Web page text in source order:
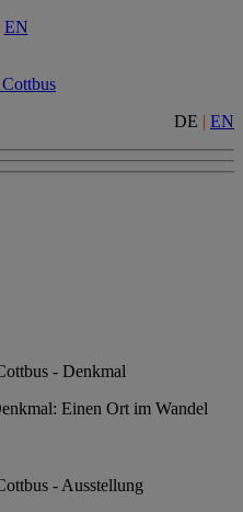
EN
DE | EN
Einen Ort im Wandel